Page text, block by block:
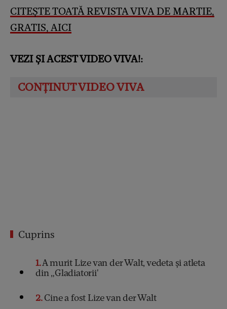
CITEȘTE TOATĂ REVISTA VIVA DE MARTIE,
GRATIS, AICI
VEZI ȘI ACEST VIDEO VIVA!:
Cuprins
1A murit Lize van der Walt, vedeta și atleta
din „Gladiatorii'
2Cine a fost Lize van der Walt